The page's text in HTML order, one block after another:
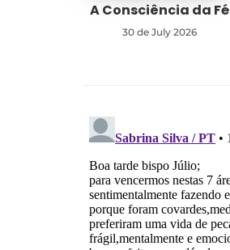
A Consciência da Fé
30 de July 2026